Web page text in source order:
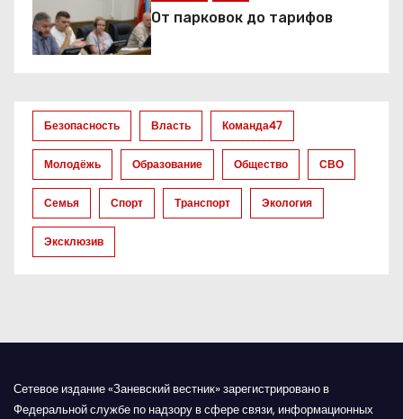
п
о
а
п
От парковок до тарифов
Безопасность Власть Команда47
Молодёжь Образование Общество СВО
Семья Спорт Транспорт Экология
Эксклюзив
Сетевое издание «Заневский вестник» зарегистрировано в
Федеральной службе по надзору в сфере связи, информационных